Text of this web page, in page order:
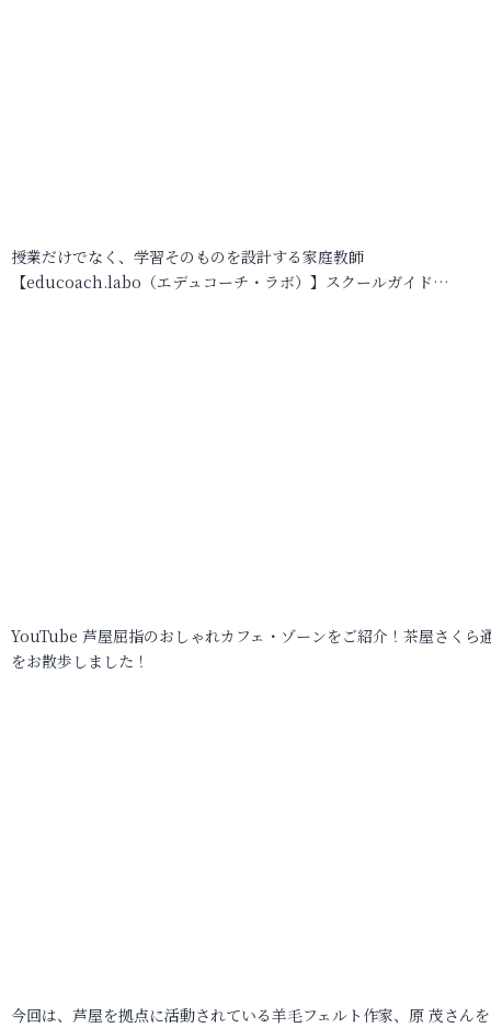
授業だけでなく、学習そのものを設計する家庭教師
【educoach.labo（エデュコーチ・ラボ）】スクールガイド…
YouTube 芦屋屈指のおしゃれカフェ・ゾーンをご紹介！茶屋さくら
をお散歩しました！
今回は、芦屋を拠点に活動されている羊毛フェルト作家、原 茂さん